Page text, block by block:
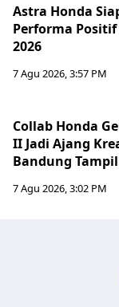
Astra Honda
Performa Positif
2026
7 Agu 2026, 3:57 PM
Collab Honda
II Jadi Ajang
Bandung
7 Agu 2026, 3:02 PM